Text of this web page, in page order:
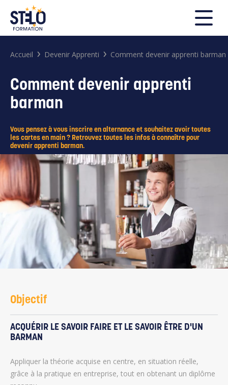
FERMER
Rechercher
Search
for:
Accueil › Devenir Apprenti › Comment devenir apprenti barman
Comment devenir apprenti
barman
Vous pensez à vous inscrire en alternance et souhaitez avoir toutes
les cartes en main ? Retrouvez toutes les infos à connaître pour
devenir apprenti barman.
Objectif
ACQUÉRIR LE SAVOIR FAIRE ET LE SAVOIR ÊTRE D'UN
BARMAN
Appliquer la théorie acquise en centre, en situation réelle,
grâce à la pratique en entreprise, tout en obtenant un diplôme